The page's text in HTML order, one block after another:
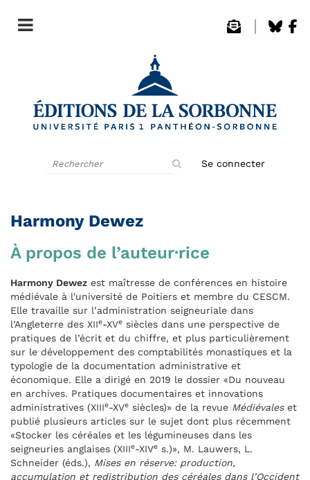
Se connecter
Harmony Dewez
À propos de l’auteur·rice
Harmony Dewez est maîtresse de conférences en histoire
médiévale à l'université de Poitiers et membre du CESCM.
Elle travaille sur l’administration seigneuriale dans
l’Angleterre des XIIe-XVe siècles dans une perspective de
pratiques de l’écrit et du chiffre, et plus particulièrement
sur le développement des comptabilités monastiques et la
typologie de la documentation administrative et
économique. Elle a dirigé en 2019 le dossier «Du nouveau
en archives. Pratiques documentaires et innovations
administratives (XIIIe-XVe siècles)» de la revue Médiévaleset
publié plusieurs articles sur le sujet dont plus récemment
«Stocker les céréales et les légumineuses dans les
seigneuries anglaises (XIIIe-XIVe s.)», M. Lauwers, L.
Schneider (éds.), Mises en réserve: production,
accumulation et redistribution des céréales dans l’Occident